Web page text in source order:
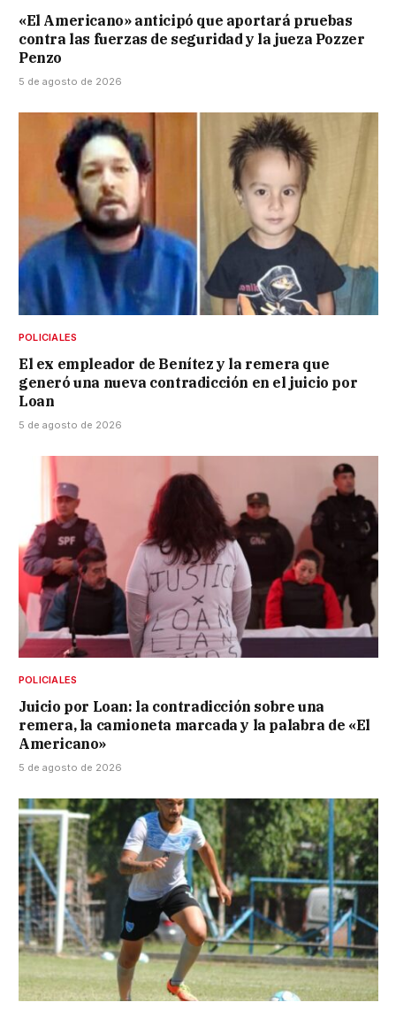
«El Americano» anticipó que aportará pruebas
contra las fuerzas de seguridad y la jueza Pozzer
Penzo
5 de agosto de 2026
POLICIALES
El ex empleador de Benítez y la remera que
generó una nueva contradicción en el juicio por
Loan
5 de agosto de 2026
POLICIALES
Juicio por Loan: la contradicción sobre una
remera, la camioneta marcada y la palabra de «El
Americano»
5 de agosto de 2026